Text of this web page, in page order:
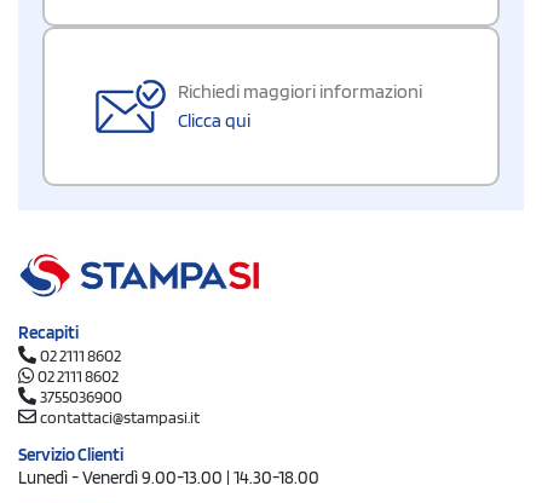
Richiedi maggiori informazioni
Clicca qui
Recapiti
02 2111 8602
02 2111 8602
3755036900
contattaci@stampasi.it
Servizio Clienti
Lunedì - Venerdì 9.00-13.00 | 14.30-18.00